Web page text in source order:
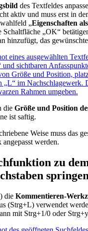
des Textfeldes
aktiv und muss erst in
„Eigenschaften
Schaltfläche „OK“
hinzufügt, das
die Größe und Position
ist saftig.
Weise muss das
werden.
zu
springen
die Kommentieren-
(Strg+L) verwendet
mit Strg+1/0 oder